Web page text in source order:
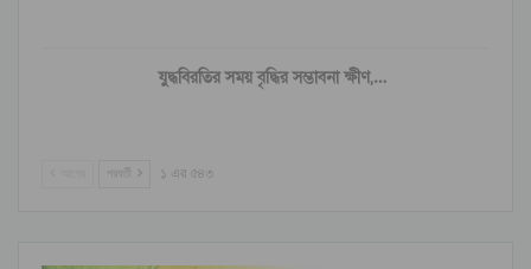
যুদ্ধবিরতির সময় বৃদ্ধির সম্ভাবনা ক্ষীণ,…
পরবর্তী ১ এর ৫৪৩